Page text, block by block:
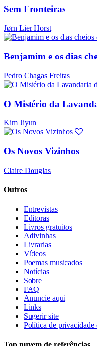
Sem Fronteiras
Jørn Lier Horst
Benjamim e os dias
Pedro Chagas Freitas
O Mistério da
Kim Jiyun
Os Novos Vizinhos
Claire Douglas
Outros
Entrevistas
Editoras
Livros gratuitos
Adivinhas
Livrarias
Vídeos
Poemas musicados
Notícias
Sobre
FAQ
Anuncie aqui
Links
Sugerir site
Política de privacidade